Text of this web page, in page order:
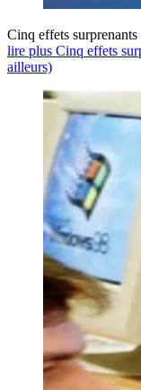
Cinq effets
lire plus Cinq effets
ailleurs)